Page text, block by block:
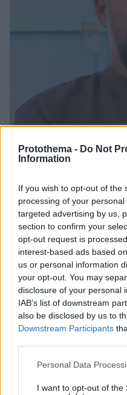
Protothema - Do Not
Information
If you wish to opt-out of the
processing of your
targeted advertising by us,
section to confirm your
opt-out request is
interest-based ads based
us or personal information
your opt-out. You may
disclosure of your personal
IAB’s list of downstream
also be disclosed by us to
Downstream Participants
Please note that this
not limited to your visit or
Personal Data
I want to opt-out of the
Ήρθαμε κοντά γύρω στα
ο Γιάννης Βαρδής για
Ίσως και εκείνος δεν
λειτουργεί σαν
τον Αντώνη Βαρδή
14.09.2025, 12:51 6